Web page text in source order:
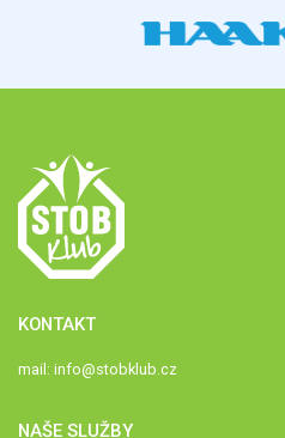
KONTAKT
mail: info@stobklub.cz
NAŠE SLUŽBY